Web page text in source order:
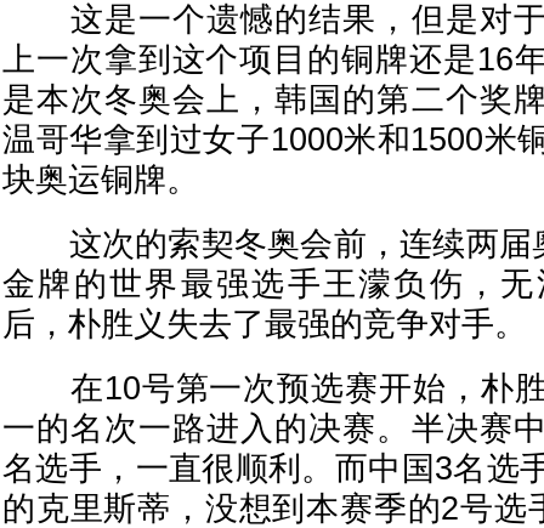
这是一个遗憾的结果，但是对于
上一次拿到这个项目的铜牌还是16
是本次冬奥会上，韩国的第二个奖
温哥华拿到过女子1000米和1500米
块奥运铜牌。
这次的索契冬奥会前，连续两届
金牌的世界最强选手王濛负伤，
后，朴胜义失去了最强的竞争对手。
在10号第一次预选赛开始，朴胜
一的名次一路进入的决赛。半决赛
名选手，一直很顺利。而中国3名选
的克里斯蒂，没想到本赛季的2号选